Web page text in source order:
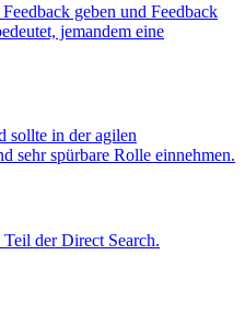
geben und Feedback
jemandem eine
sollte in der agilen
sehr spürbare Rolle einnehmen.
der Direct Search.